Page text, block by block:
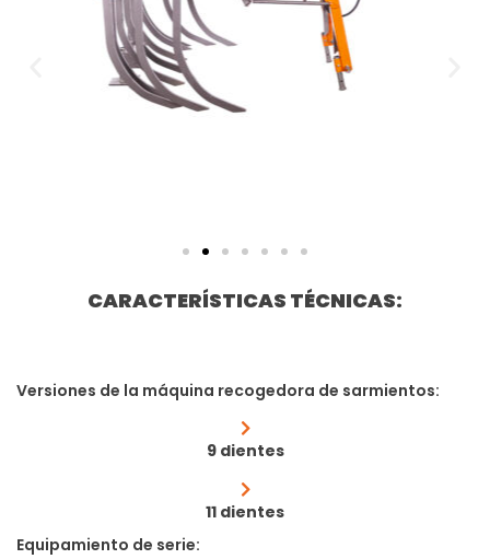
CARACTERÍSTICAS TÉCNICAS:
Versiones de la máquina recogedora de sarmientos:
9 dientes
11 dientes
Equipamiento de serie: